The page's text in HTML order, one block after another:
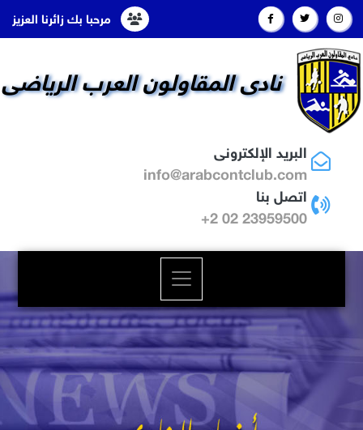
نادى المقاولون العرب الرياضى
البريد الإلكترونى
info@arabcontclub.com
اتصل بنا
23959500 02 2+